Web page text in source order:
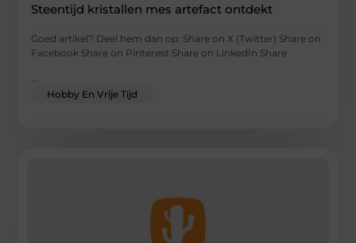
Steentijd kristallen mes artefact ontdekt
Goed artikel? Deel hem dan op: Share on X (Twitter) Share on
Facebook Share on Pinterest Share on LinkedIn Share
Hobby En Vrije Tijd